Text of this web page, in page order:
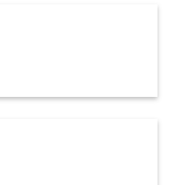
Sprawdź
Bałtycka